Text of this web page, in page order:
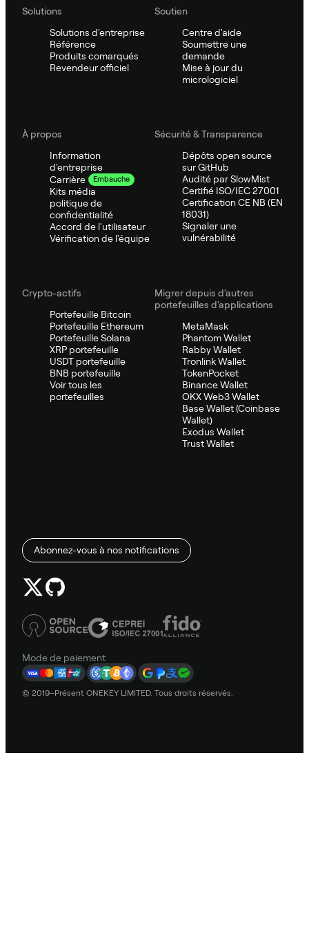
Solutions
Solutions d'entreprise
Référence
Produits comarqués
Revendeur officiel
Soutien
Centre d'aide
Soumettre une
demande
Mise à jour du
micrologiciel
À propos
Information
d'entreprise
Carrière
Embauche
Kits média
politique de
confidentialité
Accord de l'utilisateur
Vérification de l'équipe
Sécurité & Transparence
Dépôts open source
sur GitHub
Audité par SlowMist
Certifié ISO/IEC 27001
Certification CE NB (EN
18031)
Signaler une
vulnérabilité
Crypto-actifs
Portefeuille Bitcoin
Portefeuille Ethereum
Portefeuille Solana
XRP portefeuille
USDT portefeuille
BNB portefeuille
Voir tous les
portefeuilles
Migrer depuis d'autres
portefeuilles d'applications
MetaMask
Phantom Wallet
Rabby Wallet
Tronlink Wallet
TokenPocket
Binance Wallet
OKX Web3 Wallet
Base Wallet (Coinbase
Wallet)
Exodus Wallet
Trust Wallet
Abonnez-vous à nos notifications
Mode de paiement
© 2019–Présent ONEKEY LIMITED. Tous droits réservés.